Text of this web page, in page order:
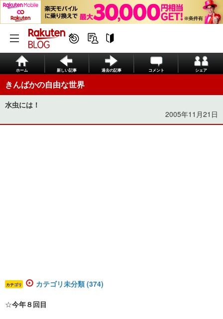
ホーム 新しい記事 過去の記事 コメント シェア
きんばかの自由な世界
水虫には！
2005年11月21日
カテゴリ カテゴリ未分類 (374)
☆今年８回目